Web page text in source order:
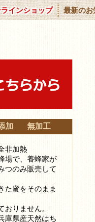
インショップ 最新のお
加 無加工
加熱
場で、養蜂家が
つのみ販売して
た蜜をそのまま
おりません。
庫県産天然はち